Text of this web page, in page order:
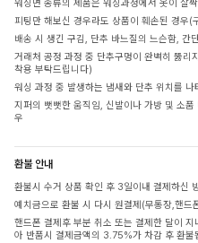
워싱면 종류의 제품은 워싱과정에서 옷이 살
피팅만 해보신 경우라도 상품이 훼손된 경우(
배송 시 생긴 구김, 단추 바느질의 느슨함, 간
거래처 공정 과정 중 단추구멍이 완벽히 뚫리
착용 부탁드립니다)
워싱 과정 중 발생하는 냄새와 단추 위치를
지퍼의 뻣뻣한 움직임, 신발이나 가방 및 소
우
환불 안내
환불시 수거 상품 확인 후 3일이내 결제하신
예치금으로 환불 시 다시 원결제(무통장,핸드
핸드폰 결제후 부분 취소 또는 결제한 달이
아 반품시 결제금액의 3.75%가 차감 후 환불